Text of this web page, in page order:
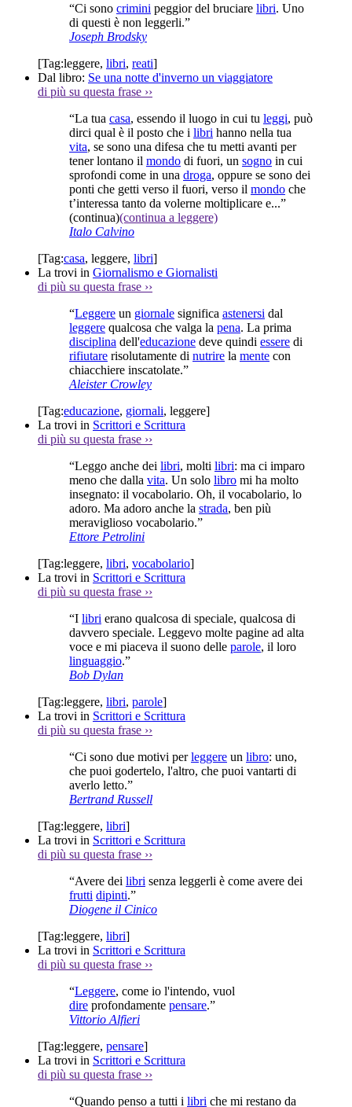
“Ci sono crimini peggior del bruciare libri. Uno
di questi è non leggerli.”
Joseph Brodsky
[Tag:leggere, libri, reati]
Dal libro: Se una notte d'inverno un viaggiatore
di più su questa frase ››
“La tua casa, essendo il luogo in cui tu leggi, può
dirci qual è il posto che i libri hanno nella tua
vita, se sono una difesa che tu metti avanti per
tener lontano il mondo di fuori, un sogno in cui
sprofondi come in una droga, oppure se sono dei
ponti che getti verso il fuori, verso il mondo che
t’interessa tanto da volerne moltiplicare e...”
(continua)(continua a leggere)
Italo Calvino
[Tag:casa, leggere, libri]
La trovi in Giornalismo e Giornalisti
di più su questa frase ››
“Leggere un giornale significa astenersi dal
leggere qualcosa che valga la pena. La prima
disciplina dell'educazione deve quindi essere di
rifiutare risolutamente di nutrire la mente con
chiacchiere inscatolate.”
Aleister Crowley
[Tag:educazione, giornali, leggere]
La trovi in Scrittori e Scrittura
di più su questa frase ››
“Leggo anche dei libri, molti libri: ma ci imparo
meno che dalla vita. Un solo libro mi ha molto
insegnato: il vocabolario. Oh, il vocabolario, lo
adoro. Ma adoro anche la strada, ben più
meraviglioso vocabolario.”
Ettore Petrolini
[Tag:leggere, libri, vocabolario]
La trovi in Scrittori e Scrittura
di più su questa frase ››
“I libri erano qualcosa di speciale, qualcosa di
davvero speciale. Leggevo molte pagine ad alta
voce e mi piaceva il suono delle parole, il loro
linguaggio.”
Bob Dylan
[Tag:leggere, libri, parole]
La trovi in Scrittori e Scrittura
di più su questa frase ››
“Ci sono due motivi perleggere un libro: uno,
che puoi godertelo, l'altro, che puoi vantarti di
averlo letto.”
Bertrand Russell
[Tag:leggere, libri]
La trovi in Scrittori e Scrittura
di più su questa frase ››
“Avere dei libri senza leggerli è come avere dei
frutti dipinti.”
Diogene il Cinico
[Tag:leggere, libri]
La trovi in Scrittori e Scrittura
di più su questa frase ››
“Leggere, come io l'intendo, vuol
dire profondamente pensare.”
Vittorio Alfieri
[Tag:leggere, pensare]
La trovi in Scrittori e Scrittura
di più su questa frase ››
“Quando penso a tutti i libri che mi restano da